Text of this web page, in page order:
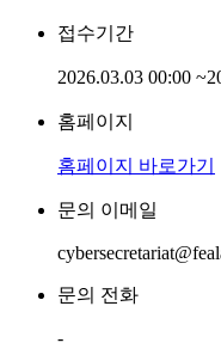
접수기간
2026.03.03 00:00 ~
홈페이지
홈페이지 바로가기
문의 이메일
문의 전화
-